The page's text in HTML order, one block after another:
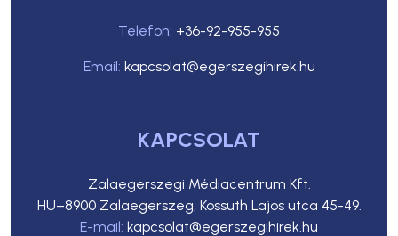
Telefon: +36-92-955-955
Email: kapcsolat@egerszegihirek.hu
KAPCSOLAT
Zalaegerszegi Médiacentrum Kft.
HU–8900 Zalaegerszeg, Kossuth Lajos utca 45-49.
E-mail: kapcsolat@egerszegihirek.hu